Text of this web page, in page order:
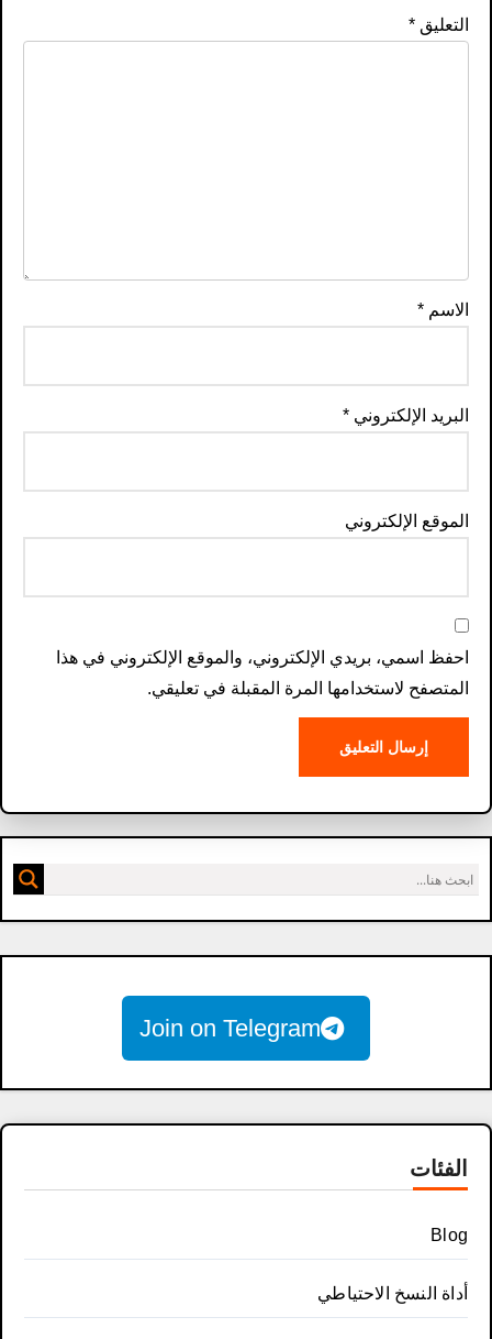
التعليق*
الاسم*
البريد الإلكتروني*
الموقع الإلكتروني
احفظ اسمي، بريدي الإلكتروني، والموقع الإلكتروني في هذا
المتصفح لاستخدامها المرة المقبلة في تعليقي.
Join on Telegram
الفئات
Blog
أداة النسخ الاحتياطي